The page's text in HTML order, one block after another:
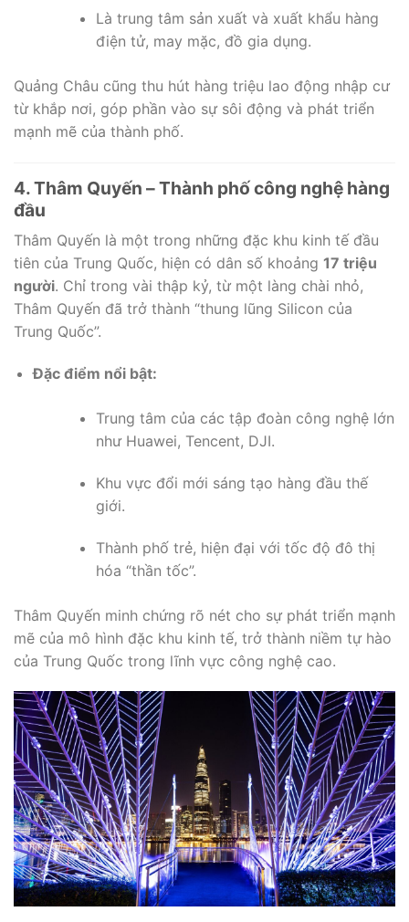
Là trung tâm sản xuất và xuất khẩu hàng
điện tử, may mặc, đồ gia dụng.
Quảng Châu cũng thu hút hàng triệu lao động nhập cư
từ khắp nơi, góp phần vào sự sôi động và phát triển
mạnh mẽ của thành phố.
4. Thâm Quyến – Thành phố công nghệ hàng
đầu
Thâm Quyến là một trong những đặc khu kinh tế đầu
tiên của Trung Quốc, hiện có dân số khoảng 17 triệu
người. Chỉ trong vài thập kỷ, từ một làng chài nhỏ,
Thâm Quyến đã trở thành “thung lũng Silicon của
Trung Quốc”.
Đặc điểm nổi bật:
Trung tâm của các tập đoàn công nghệ lớn
như Huawei, Tencent, DJI.
Khu vực đổi mới sáng tạo hàng đầu thế
giới.
Thành phố trẻ, hiện đại với tốc độ đô thị
hóa “thần tốc”.
Thâm Quyến minh chứng rõ nét cho sự phát triển mạnh
mẽ của mô hình đặc khu kinh tế, trở thành niềm tự hào
của Trung Quốc trong lĩnh vực công nghệ cao.